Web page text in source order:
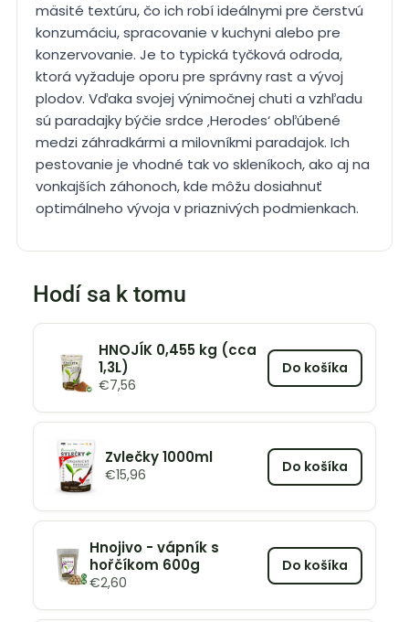
mäsité textúru, čo ich robí ideálnymi pre čerstvú
konzumáciu, spracovanie v kuchyni alebo pre
konzervovanie. Je to typická tyčková odroda,
ktorá vyžaduje oporu pre správny rast a vývoj
plodov. Vďaka svojej výnimočnej chuti a vzhľadu
sú paradajky býčie srdce ‚Herodes‘ obľúbené
medzi záhradkármi a milovníkmi paradajok. Ich
pestovanie je vhodné tak vo skleníkoch, ako aj na
vonkajších záhonoch, kde môžu dosiahnuť
optimálneho vývoja v priaznivých podmienkach.
Hodí sa k tomu
HNOJÍK 0,455 kg (cca
1,3L)
€7,56
Do košíka
Zvlečky 1000ml
€15,96 Do košíka
Hnojivo - vápník s
hořčíkom 600g
€2,60
Do košíka